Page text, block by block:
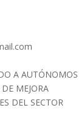
A AUTÓNOMOS
MEJORA
DEL SECTOR